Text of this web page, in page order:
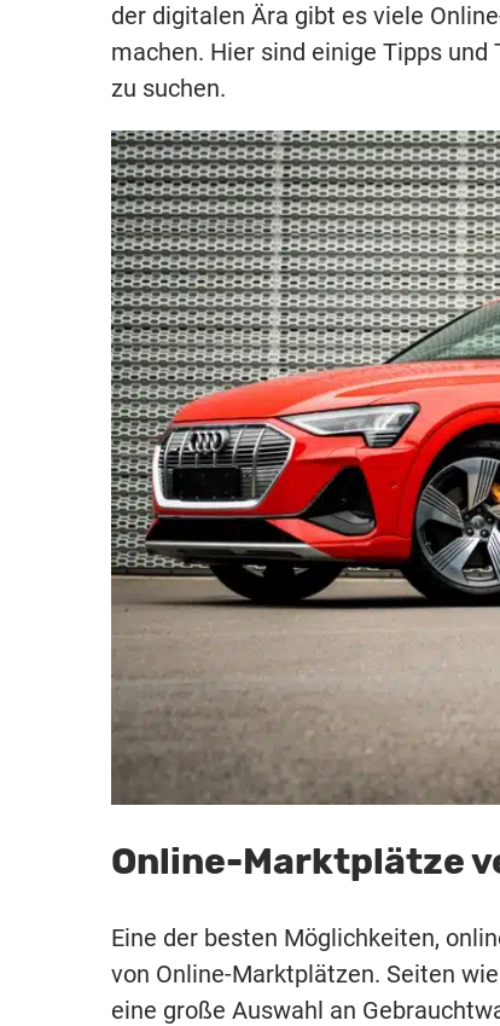
der digitalen Ära gibt es viele
machen. Hier sind einige Tipps
zu suchen.
Online-Marktplätze
Eine der besten Möglichkeiten,
von Online-Marktplätzen. Seiten
eine große Auswahl an